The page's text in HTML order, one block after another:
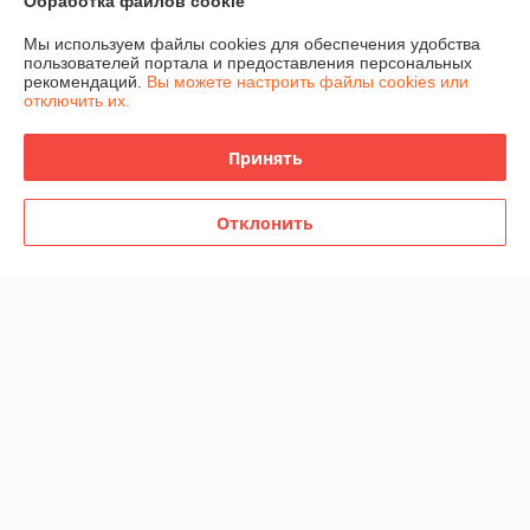
г. Минск
ул. Бабушкина, 25, 3-й этаж, пом №2, Минск, Беларусь
Контакты
Показать весь график работы
Мы используем файлы cookies для обеспечения удобства
пользователей портала и предоставления персональных
рекомендаций. Вы можете настроить файлы cookies или
отключить их.
Принять
Отклонить